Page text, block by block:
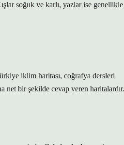
soğuk ve karlı, yazlar ise genellikle
iklim haritası, coğrafya dersleri
net bir şekilde cevap veren haritalardır.